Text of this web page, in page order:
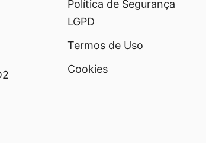
Política de Segurança
LGPD
Termos de Uso
Cookies